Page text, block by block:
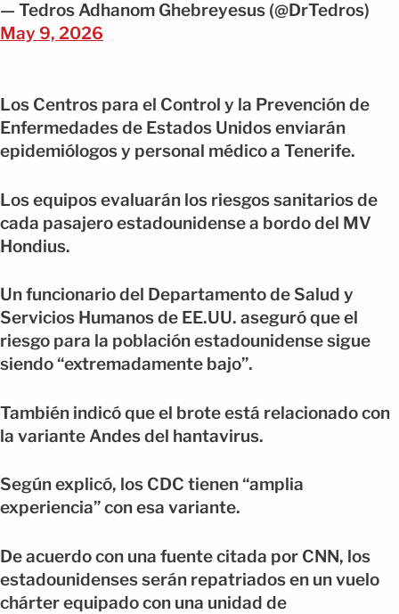
— Tedros Adhanom Ghebreyesus (@DrTedros)
May 9, 2026
Los Centros para el Control y la Prevención de
Enfermedades de Estados Unidos enviarán
epidemiólogos y personal médico a Tenerife.
Los equipos evaluarán los riesgos sanitarios de
cada pasajero estadounidense a bordo del MV
Hondius.
Un funcionario del Departamento de Salud y
Servicios Humanos de EE.UU. aseguró que el
riesgo para la población estadounidense sigue
siendo “extremadamente bajo”.
También indicó que el brote está relacionado con
la variante Andes del hantavirus.
Según explicó, los CDC tienen “amplia
experiencia” con esa variante.
De acuerdo con una fuente citada por CNN, los
estadounidenses serán repatriados en un vuelo
chárter equipado con una unidad de